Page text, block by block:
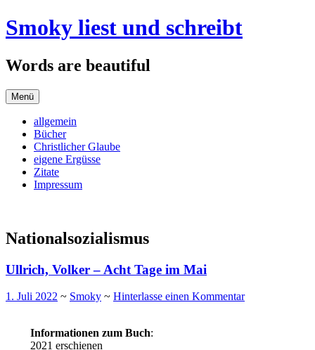
Zum
Inhalt
Smoky liest und schreibt
Words are beautiful
Menü
allgemein
Bücher
Christlicher Glaube
eigene Ergüsse
Zitate
Impressum
Nationalsozialismus
Ullrich, Volker – Acht Tage im Mai
1. Juli 2022 ~ Smoky ~ Hinterlasse einen Kommentar
Informationen zum Buch:
2021 erschienen